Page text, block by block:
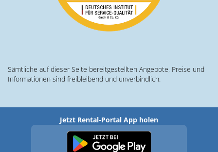
Sämtliche auf dieser Seite bereitgestellten Angebote, Preise und
Informationen sind freibleibend und unverbindlich.
Jetzt Rental-Portal App holen